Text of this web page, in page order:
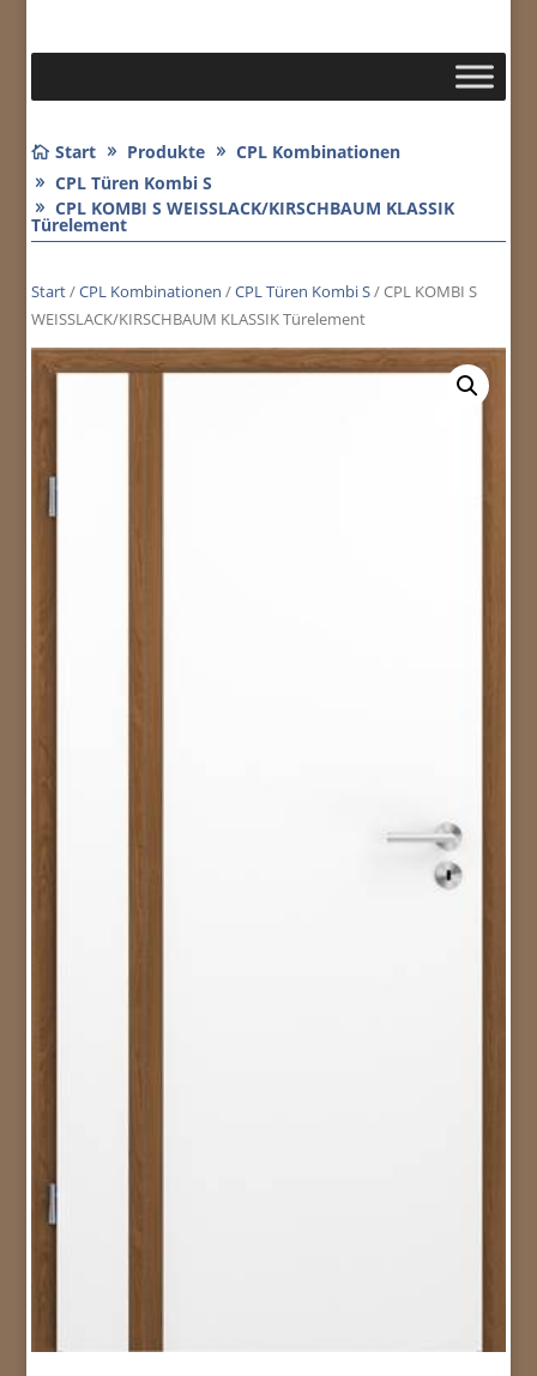
Start Produkte
CPL Kombinationen
CPL Türen Kombi S
CPL KOMBI S WEISSLACK/KIRSCHBAUM KLASSIK
Türelement
Start/CPL Kombinationen /CPL Türen Kombi S/ CPL KOMBI S
WEISSLACK/KIRSCHBAUM KLASSIK Türelement